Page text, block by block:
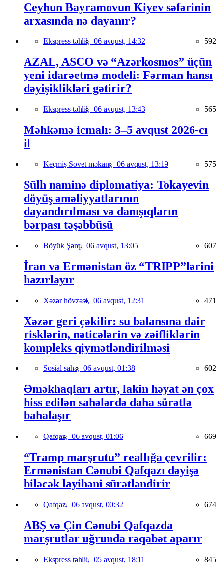
Ceyhun Bayramovun Kiyev səfərinin
arxasında nə dayanır?
Ekspress təhlil, 06 avqust, 14:32 592
AZAL, ASCO və “Azərkosmos” üçün
yeni idarəetmə modeli: Fərman hansı
dəyişiklikləri gətirir?
Ekspress təhlil, 06 avqust, 13:43 565
Məhkəmə icmalı: 3–5 avqust 2026-cı
il
Keçmiş Sovet məkanı, 06 avqust, 13:19 575
Sülh naminə diplomatiya: Tokayevin
döyüş əməliyyatlarının
dayandırılması və danışıqların
bərpası təşəbbüsü
Böyük Şərq, 06 avqust, 13:05 607
İran və Ermənistan öz “TRIPP”lərini
hazırlayır
Xəzər hövzəsi, 06 avqust, 12:31 471
Xəzər geri çəkilir: su balansına dair
risklərin, nəticələrin və zəifliklərin
kompleks qiymətləndirilməsi
Sosial sahə, 06 avqust, 01:38 602
Əməkhaqları artır, lakin həyat ən çox
hiss edilən sahələrdə daha sürətlə
bahalaşır
Qafqaz, 06 avqust, 01:06 669
“Tramp marşrutu” reallığa çevrilir:
Ermənistan Cənubi Qafqazı dəyişə
biləcək layihəni sürətləndirir
Qafqaz, 06 avqust, 00:32 674
ABŞ və Çin Cənubi Qafqazda
marşrutlar uğrunda rəqabət aparır
Ekspress təhlil, 05 avqust, 18:11 845